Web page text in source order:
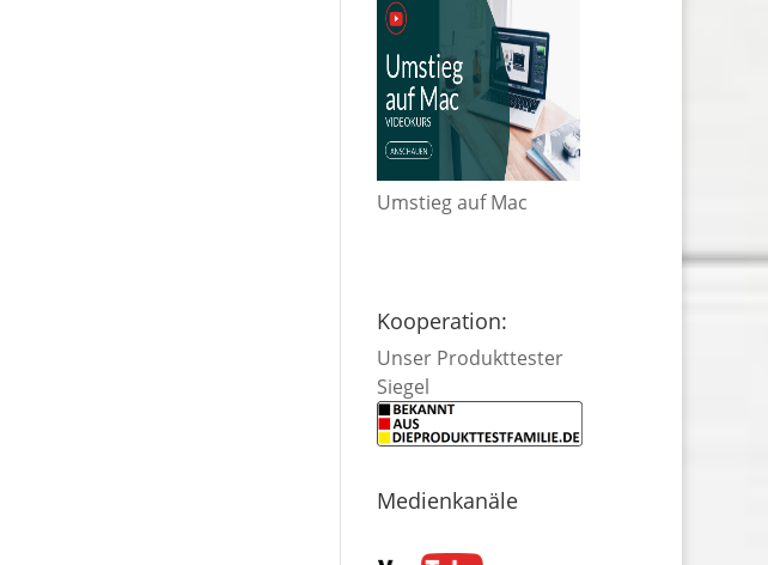
Umstieg auf Mac
Kooperation:
Unser Produkttester
Siegel
Medienkanäle